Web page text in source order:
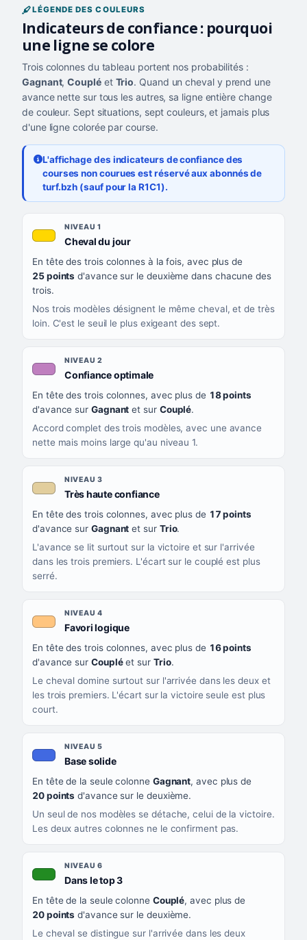
LÉGENDE DES COULEURS
Indicateurs de confiance : pourquoi
une ligne se colore
Trois colonnes du tableau portent nos probabilités :
Gagnant,Coupléet Trio. Quand un cheval y prend une
avance nette sur tous les autres, sa ligne entière change
de couleur. Sept situations, sept couleurs, et jamais plus
d'une ligne colorée par course.
L'affichage des indicateurs de confiance des
courses non courues est réservé aux abonnés de
turf.bzh (sauf pour la R1C1).
QUAND LA LIGNE PREND CETTE COULEUR
CE QUE CELA VOUS DIT
NIVEAU 1
Cheval du jour, couleur jaune or
En tête des trois colonnes à la fois, avec plus de
25 points d'avance sur le deuxième dans chacune des
trois.
Nos trois modèles désignent le même cheval, et de très
loin. C'est le seuil le plus exigeant des sept.
NIVEAU 2
Confiance optimale, couleur mauve
En tête des trois colonnes, avec plus de 18 points
d'avance sur Gagnant et sur Couplé.
Accord complet des trois modèles, avec une avance
nette mais moins large qu'au niveau 1.
NIVEAU 3
Très haute confiance, couleur beige
En tête des trois colonnes, avec plus de 17 points
d'avance sur Gagnant et sur Trio.
L'avance se lit surtout sur la victoire et sur l'arrivée
dans les trois premiers. L'écart sur le couplé est plus
serré.
NIVEAU 4
Favori logique, couleur orange clair
En tête des trois colonnes, avec plus de 16 points
d'avance sur Coupléet sur Trio.
Le cheval domine surtout sur l'arrivée dans les deux et
les trois premiers. L'écart sur la victoire seule est plus
court.
NIVEAU 5
Base solide, couleur bleu roi
En tête de la seule colonne Gagnant, avec plus de
20 points d'avance sur le deuxième.
Un seul de nos modèles se détache, celui de la victoire.
Les deux autres colonnes ne le confirment pas.
NIVEAU 6
Dans le top 3, couleur verte
En tête de la seule colonne Couplé, avec plus de
20 points d'avance sur le deuxième.
Le cheval se distingue sur l'arrivée dans les deux